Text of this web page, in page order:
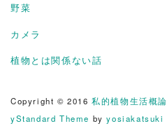
野菜
カメラ
植物とは関係ない話
Copyright © 2016私的植物生活概論
yStandard Theme byyosiakatsuki